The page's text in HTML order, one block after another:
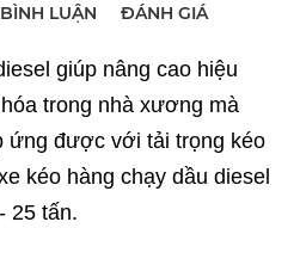
BÌNH LUẬN ĐÁNH GIÁ
giúp nâng cao hiệu
trong nhà xương mà
ứng được với tải trọng kéo
kéo hàng chạy dầu diesel
25 tấn.